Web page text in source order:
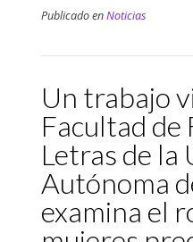
Publicado enNoticias
Un trabajo
Facultad de
Letras de la
Autónoma
examina el